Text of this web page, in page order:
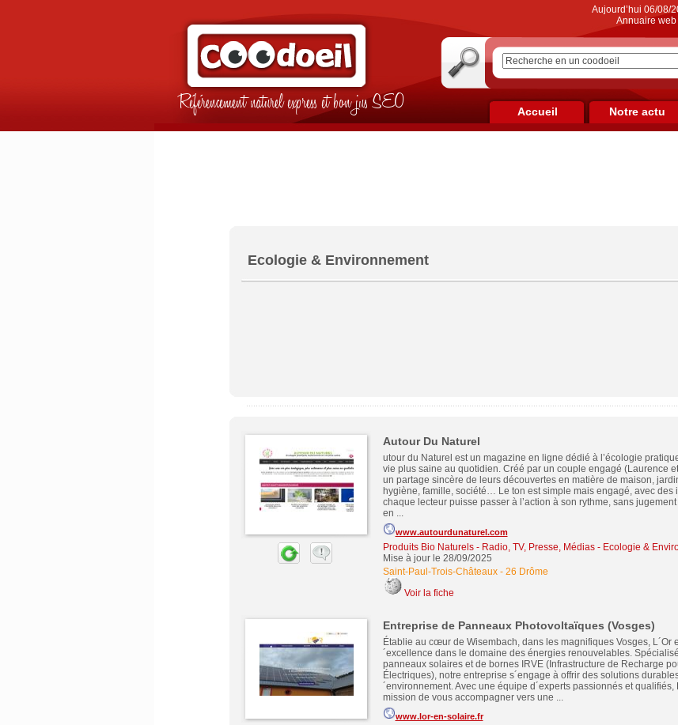
Référencement naturel express et bon jus SEO
Aujourd’hui 06/08/
Annuaire
Accueil Notre actu
Ecologie & Environnement
Autour Du Naturel
utour du Naturel est un magazine en ligne dédié à l’écologie
vie plus saine au quotidien. Créé par un couple engagé (Laurence
un partage sincère de leurs découvertes en matière de maison,
hygiène, famille, société… Le ton est simple mais engagé, avec des
chaque lecteur puisse passer à l’action à son rythme, sans
en ...
www.autourdunaturel.com
Produits Bio Naturels- Radio, TV, Presse, Médias- Ecologie &
Mise à jour le 28/09/2025
Saint-Paul-Trois-Châteaux- 26 Drôme
Voir la fiche
Entreprise de Panneaux Photovoltaïques (Vosges)
Établie au cœur de Wisembach, dans les magnifiques Vosges, L´Or
´excellence dans le domaine des énergies renouvelables.
panneaux solaires et de bornes IRVE (Infrastructure de Recharge
Électriques), notre entreprise s´engage à offrir des solutions
´environnement. Avec une équipe d´experts passionnés et qualifiés,
mission de vous accompagner vers une ...
www.lor-en-solaire.fr